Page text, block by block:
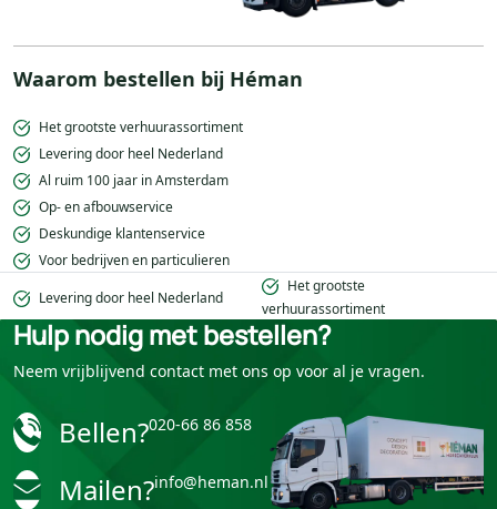
Waarom bestellen bij Héman
Het grootste verhuurassortiment
Levering door heel Nederland
Al ruim 100 jaar in Amsterdam
Op- en afbouwservice
Deskundige klantenservice
Voor bedrijven en particulieren
Levering door heel Nederland
Het grootste
verhuurassortiment
Hulp nodig met bestellen?
Neem vrijblijvend contact met ons op voor al je vragen.
Bellen?020-66 86 858
Mailen?info@heman.nl